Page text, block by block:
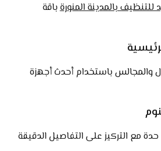
للتنظيف بالمدينة المنورةباقة
والمجالس باستخدام أحدث أجهزة